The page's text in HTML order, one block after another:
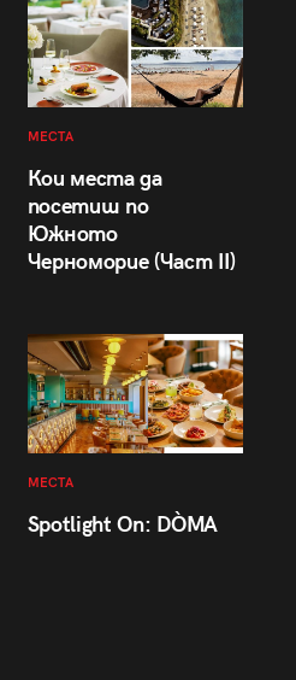
МЕСТА
Кои места да
посетиш по
Южното
Черноморие (Част II)
МЕСТА
Spotlight On: DÒMA